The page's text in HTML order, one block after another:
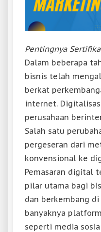
Pentingnya
Dalam beberapa
bisnis telah
berkat
internet.
perusahaan
Salah satu
pergeseran dari
konvensional ke
Pemasaran digital
pilar utama bagi
dan berkembang
banyaknya
seperti media